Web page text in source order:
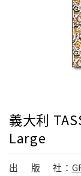
義大利
Large
出 版 社：